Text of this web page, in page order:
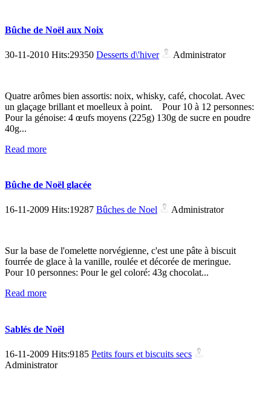
Bûche de Noël aux Noix
30-11-2010 Hits:29350 Desserts d\'hiver Administrator
Quatre arômes bien assortis: noix, whisky, café, chocolat. Avec
un glaçage brillant et moelleux à point. Pour 10 à 12 personnes:
Pour la génoise: 4 œufs moyens (225g) 130g de sucre en poudre
40g...
Read more
Bûche de Noël glacée
16-11-2009 Hits:19287 Bûches de Noel Administrator
Sur la base de l'omelette norvégienne, c'est une pâte à biscuit
fourrée de glace à la vanille, roulée et décorée de meringue.
Pour 10 personnes: Pour le gel coloré: 43g chocolat...
Read more
Sablés de Noël
16-11-2009 Hits:9185 Petits fours et biscuits secs
Administrator